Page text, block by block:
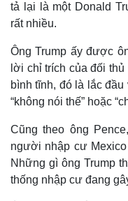
Thế giới
Quan sát
tả lại là một Donald
rất nhiều.
Ông Trump ấy được
lời chỉ trích của đối
bình tĩnh, đó là lắc
“không nói thế” hoặc
Cũng theo ông
người nhập cư Mexico
Những gì ông Trump
thống nhập cư đang